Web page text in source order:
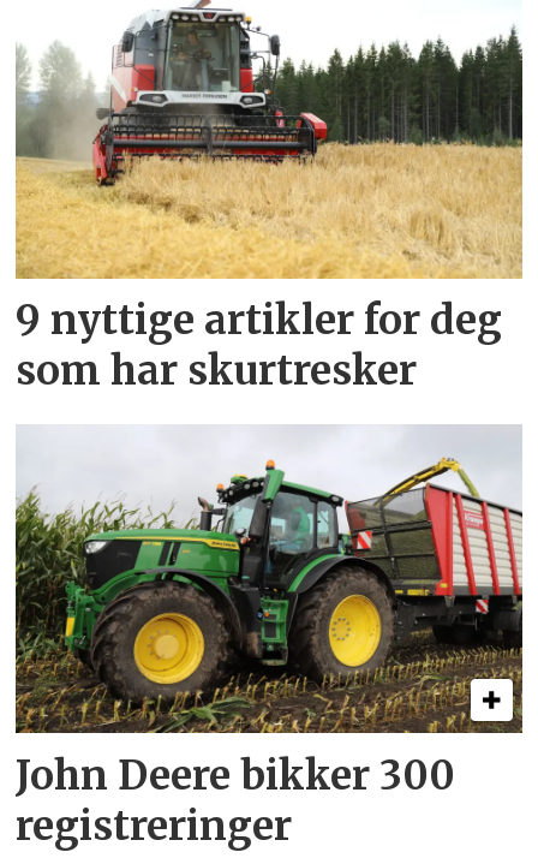
9 nyttige artikler for deg
som har skurtresker
John Deere bikker 300
registreringer